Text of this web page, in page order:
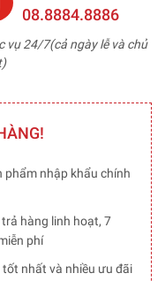
08.8884.8886
vụ 24/7(cả ngày lễ và chủ
phẩm nhập khẩu chính
hàng linh hoạt, 7
phí
tốt nhất và nhiều ưu đãi